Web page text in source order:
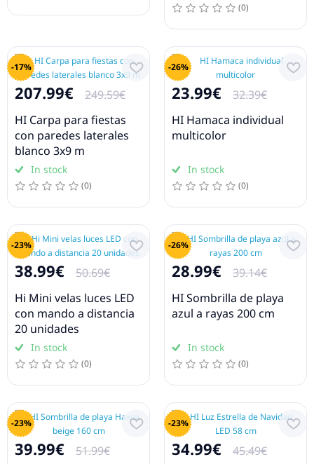
(0)
-17%
207.99€
249.59€
HI Carpa para fiestas
con paredes laterales
blanco 3x9 m
In stock
(0)
-26%
23.99€
32.39€
HI Hamaca individual
multicolor
In stock
(0)
-23%
38.99€
50.69€
Hi Mini velas luces LED
con mando a distancia
20 unidades
In stock
(0)
-26%
28.99€
39.14€
HI Sombrilla de playa
azul a rayas 200 cm
In stock
(0)
-23%
39.99€ 51.99€
-23%
34.99€ 45.49€